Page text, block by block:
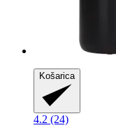
Košarica
4.2 (24)